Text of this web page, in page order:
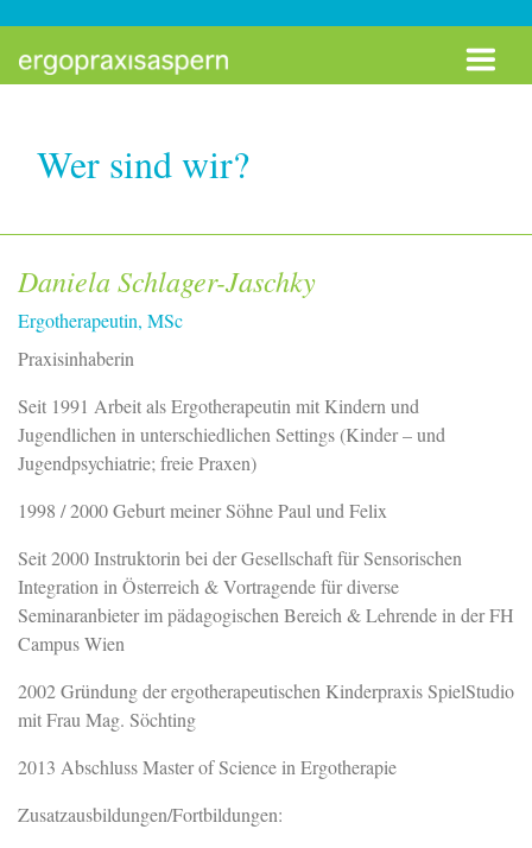
Wer sind wir?
Daniela Schlager-Jaschky
Ergotherapeutin, MSc
Praxisinhaberin
Seit 1991 Arbeit als Ergotherapeutin mit Kindern und
Jugendlichen in unterschiedlichen Settings (Kinder – und
Jugendpsychiatrie; freie Praxen)
1998 / 2000 Geburt meiner Söhne Paul und Felix
Seit 2000 Instruktorin bei der Gesellschaft für Sensorischen
Integration in Österreich & Vortragende für diverse
Seminaranbieter im pädagogischen Bereich & Lehrende in der FH
Campus Wien
2002 Gründung der ergotherapeutischen Kinderpraxis SpielStudio
mit Frau Mag. Söchting
2013 Abschluss Master of Science in Ergotherapie
Zusatzausbildungen/Fortbildungen: